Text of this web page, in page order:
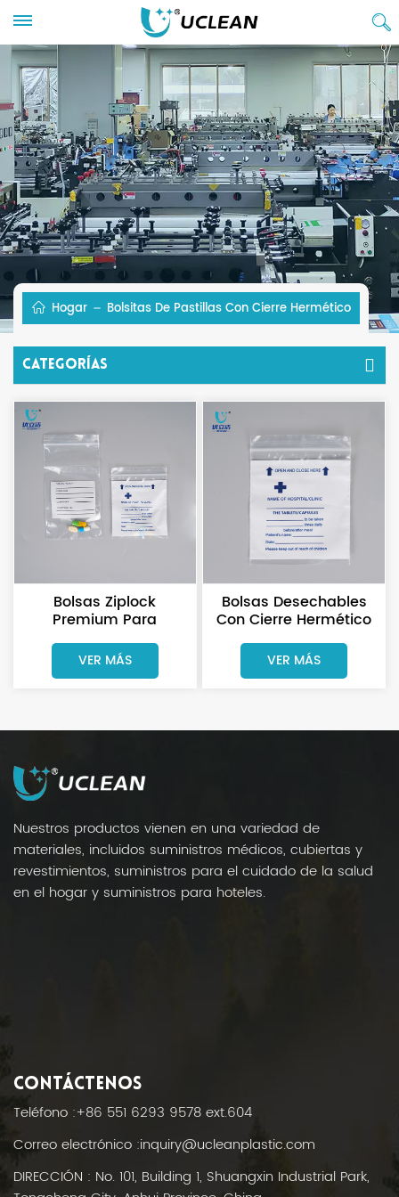
Hogar Bolsitas De Pastillas Con Cierre Hermético
Categorías
Bolsas Ziplock
Premium Para
Farmacia Para La
Dispensación De
Medicamentos
VER MÁS
Bolsas Desechables
Con Cierre Hermético
Seguras Para
Medicamentos
Médicos
VER MÁS
Nuestros productos vienen en una variedad de
materiales, incluidos suministros médicos, cubiertas y
revestimientos, suministros para el cuidado de la salud
en el hogar y suministros para hoteles.
CONTÁCTENOS
Teléfono :+86 551 6293 9578 ext.604
Correo electrónico :inquiry@ucleanplastic.com
DIRECCIÓN : No. 101, Building 1, Shuangxin Industrial Park,